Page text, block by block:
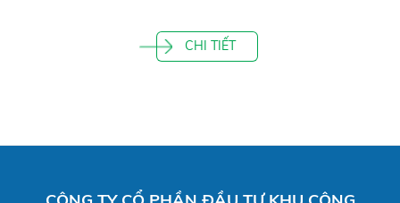
CHI TIẾT